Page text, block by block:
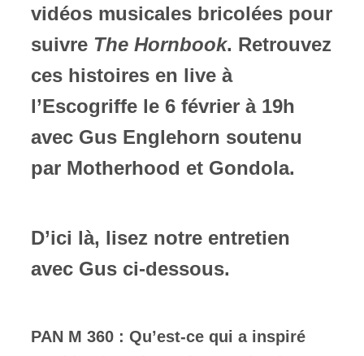
vidéos musicales bricolées pour
suivre The Hornbook. Retrouvez
ces histoires en live à
l’Escogriffe le 6 février à 19h
avec Gus Englehorn soutenu
par Motherhood et Gondola.
D’ici là, lisez notre entretien
avec Gus ci-dessous.
PAN M 360 : Qu’est-ce qui a inspiré